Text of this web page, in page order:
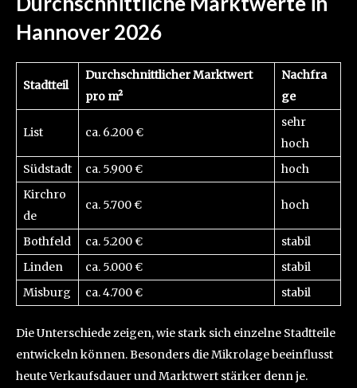
Hannover 2026
Stadtteil
Durchschnittlicher Marktwert
pro m²
Nachfra
ge
List ca. 6.200 €
sehr
hoch
Südstadt
ca. 5.900 €
hoch
Kirchro
de
ca. 5.700 € hoch
Bothfeld ca. 5.200 €
stabil
Linden
ca. 5.000 €
stabil
Misburg
ca. 4.700 € stabil
Die Unterschiede zeigen, wie stark sich einzelne Stadtteile
entwickeln können. Besonders die Mikrolage beeinflusst
heute Verkaufsdauer und Marktwert stärker denn je.